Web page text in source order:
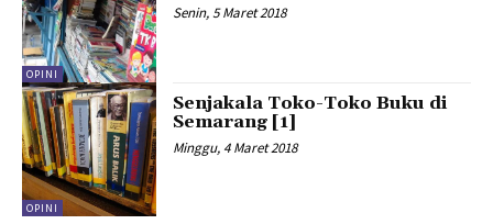
OPINI
Senin, 5 Maret 2018
OPINI
Senjakala Toko-Toko Buku di
Semarang [1]
Minggu, 4 Maret 2018